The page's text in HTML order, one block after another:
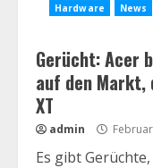
Hardware News
Gerücht: Acer
auf den Markt,
XT
admin
Es gibt